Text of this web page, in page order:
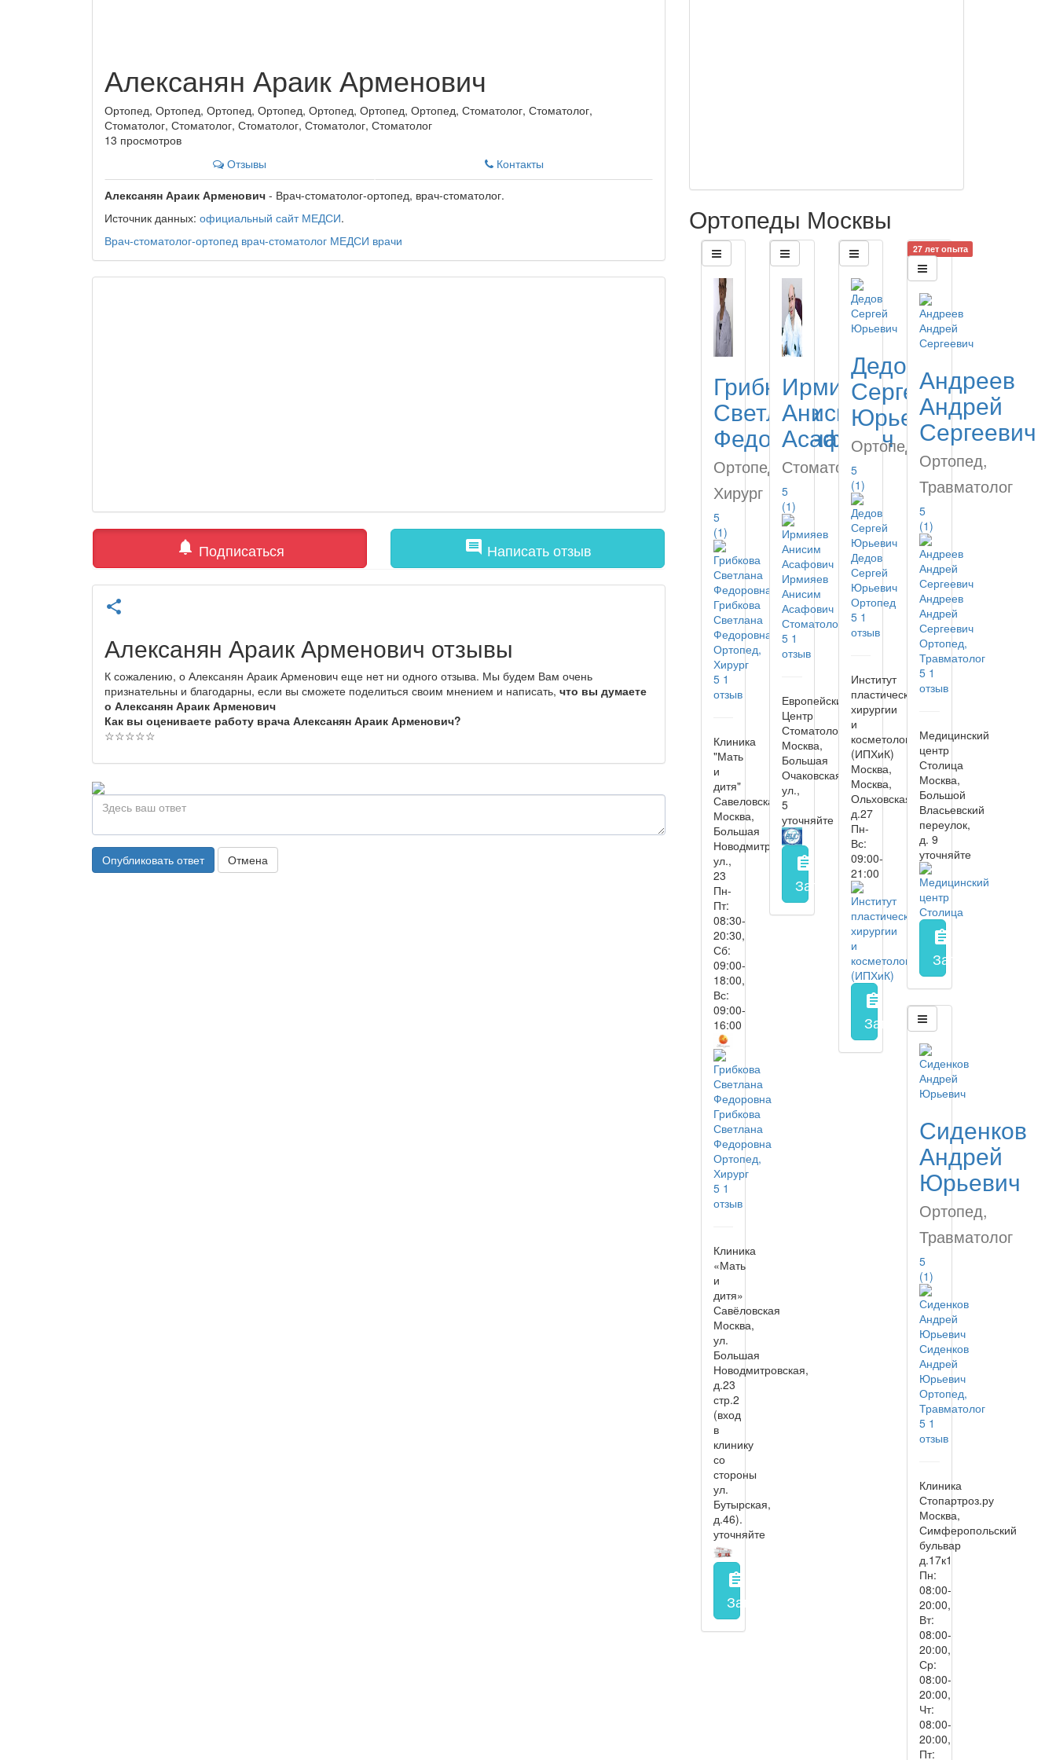
Алексанян Араик Арменович
Ортопед, Ортопед, Ортопед, Ортопед, Ортопед, Ортопед, Ортопед, Стоматолог, Стоматолог,
Стоматолог, Стоматолог, Стоматолог, Стоматолог, Стоматолог
13 просмотров
Отзывы
Контакты
Алексанян Араик Арменович - Врач-стоматолог-ортопед, врач-стоматолог.
Источник данных: официальный сайт МЕДСИ.
Врач-стоматолог-ортопед врач-стоматолог МЕДСИ врачи
notifications Подписаться comment Написать отзыв
share
Алексанян Араик Арменович отзывы
К сожалению, о Алексанян Араик Арменович еще нет ни одного отзыва. Мы будем Вам очень
признательны и благодарны, если вы сможете поделиться своим мнением и написать, что вы думаете
о Алексанян Араик Арменович
Как вы оцениваете работу врача Алексанян Араик Арменович?
☆☆☆☆☆
Опубликовать ответ Отмена
Ортопеды Москвы
Грибкова
Светлана
Федоровна
Ортопед,
Хирург
5
(1)
Грибкова
Светлана
Федоровна
Ортопед,
Хирург
5 1
отзыв
Клиника
"Мать
и
дитя"
Савеловская
Москва,
Большая
Новодмитровская
ул.,
23
Пн-
Пт:
08:30-
20:30,
Сб:
09:00-
18:00,
Вс:
09:00-
16:00
Грибкова
Светлана
Федоровна
Ортопед,
Хирург
5 1
отзыв
Клиника
«Мать
и
дитя»
Савёловская
Москва,
ул.
Большая
Новодмитровская,
д.23
стр.2
(вход
в
клинику
со
стороны
ул.
Бутырская,
д.46).
уточняйте
assignment
Запись на прием заполнить форму онлайн
Ирмияев
Анисим
Асафович
Стоматолог
5
(1)
Ирмияев
Анисим
Асафович
Стоматолог
5 1
отзыв
Европейский
Центр
Стоматологии
Москва,
Большая
Очаковская
ул.,
5
уточняйте
assignment
Запись на прием заполнить форму
Дедов
Сергей
Юрьевич
Ортопед
5
(1)
Дедов
Сергей
Юрьевич
Ортопед
5 1
отзыв
Институт
пластической
хирургии
и
косметологии
(ИПХиК)
Москва,
Москва,
Ольховская
д.27
Пн-
Вс:
09:00-
21:00
assignment
Запись на прием
27 лет опыта
Андреев
Андрей
Сергеевич
Ортопед,
Травматолог
5
(1)
Андреев
Андрей
Сергеевич
Ортопед,
Травматолог
5 1
отзыв
Медицинский
центр
Столица
Москва,
Большой
Власьевский
переулок,
д. 9
уточняйте
assignment
Запись на прием
Сиденков
Андрей
Юрьевич
Ортопед,
Травматолог
5
(1)
Сиденков
Андрей
Юрьевич
Ортопед,
Травматолог
5 1
отзыв
Клиника
Стопартроз.ру
Москва,
Симферопольский
бульвар
д.17к1
Пн:
08:00-
20:00,
Вт:
08:00-
20:00,
Ср:
08:00-
20:00,
Чт:
08:00-
20:00,
Пт: